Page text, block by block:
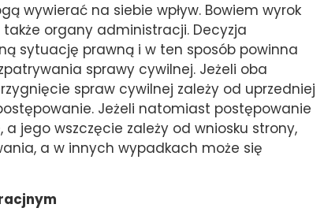
wywierać na siebie wpływ. Bowiem wyrok
organy administracji. Decyzja
sytuację prawną i w ten sposób powinna
sprawy cywilnej. Jeżeli oba
spraw cywilnej zależy od uprzedniej
Jeżeli natomiast postępowanie
jego wszczęcie zależy od wniosku strony,
a w innych wypadkach może się